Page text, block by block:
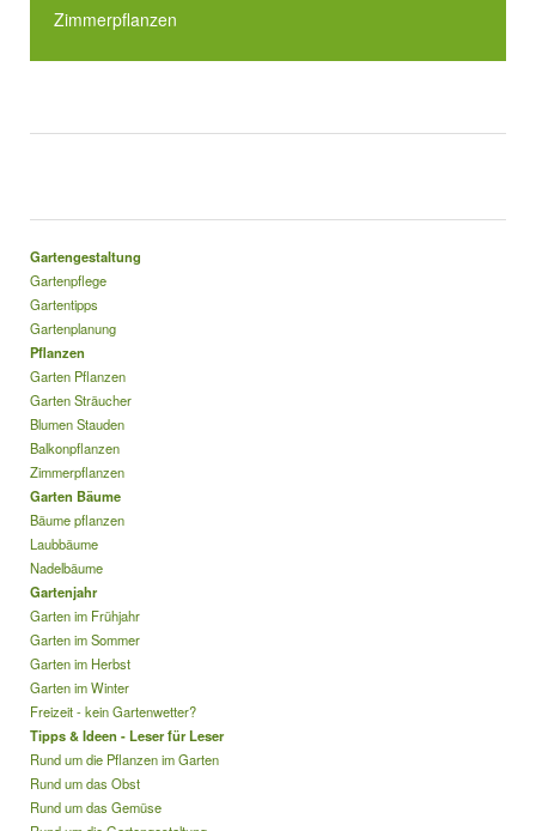
Zimmerpflanzen
Gartengestaltung
Gartenpflege
Gartentipps
Gartenplanung
Pflanzen
Garten Pflanzen
Garten Sträucher
Blumen Stauden
Balkonpflanzen
Zimmerpflanzen
Garten Bäume
Bäume pflanzen
Laubbäume
Nadelbäume
Gartenjahr
Garten im Frühjahr
Garten im Sommer
Garten im Herbst
Garten im Winter
Freizeit - kein Gartenwetter?
Tipps & Ideen - Leser für Leser
Rund um die Pflanzen im Garten
Rund um das Obst
Rund um das Gemüse